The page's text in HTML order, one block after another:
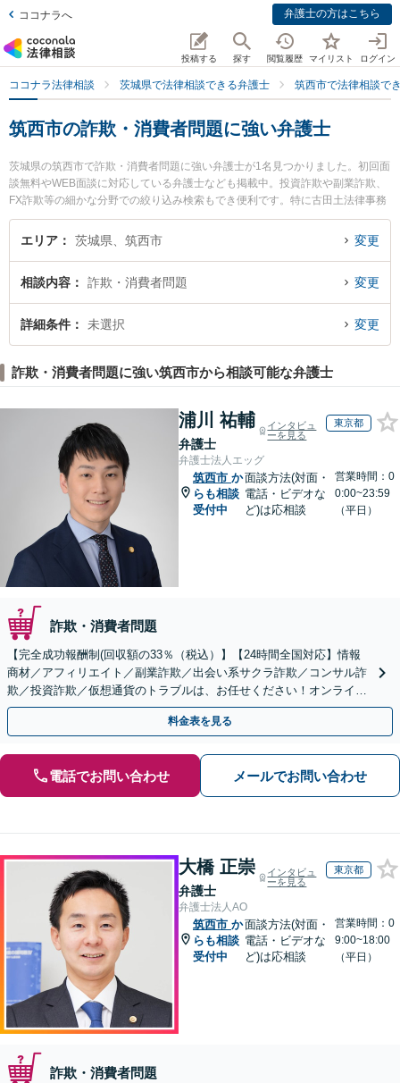
ココナラへ 弁護士の方はこちら
投稿する 探す 閲覧履歴 マイリスト ログイン
ココナラ法律相談 茨城県で法律相談できる弁護士 筑西市で法律相談で
筑西市の詐欺・消費者問題に強い弁護士
茨城県の筑西市で詐欺・消費者問題に強い弁護士が1名見つかりました。初回面
談無料やWEB面談に対応している弁護士なども掲載中。投資詐欺や副業詐欺、
FX詐欺等の細かな分野での絞り込み検索もでき便利です。特に古田土法律事務
所の古田土 和人弁護士のプロフィール情報や弁護士費用、強みなどが注目され
ています。『筑西市で土日や夜間に発生した詐欺・消費者問題のトラブルを今
きる筑西市内の弁護士に相談予約したい』などでお困りの相談者さんにおすす
めです。
エリア 茨城県、筑西市 変更
相談内容 詐欺・消費者問題 変更
詳細条件 未選択 変更
詐欺・消費者問題に強い筑西市から相談可能な弁護士
浦川 祐輔
弁護士
インタビュ
ーを見る
東京都
弁護士法人エッグ
筑西市 か
らも相談
受付中
面談方法(対面・
電話・ビデオな
ど)は応相談
営業時間：0
0:00~23:59
（平日）
詐欺・消費者問題
【完全成功報酬制(回収額の33％（税込）】【24時間全国対応】情報
商材／アフィリエイト／副業詐欺／出会い系サクラ詐欺／コンサル詐
欺／投資詐欺／仮想通貨のトラブルは、お任せください！オンライン
のみで解決も可能！
料金表を見る
電話でお問い合わせ メールでお問い合わせ
大橋 正崇
弁護士
インタビュ
ーを見る
東京都
弁護士法人AO
筑西市 か
らも相談
受付中
面談方法(対面・
電話・ビデオな
ど)は応相談
営業時間：0
9:00~18:00
（平日）
詐欺・消費者問題